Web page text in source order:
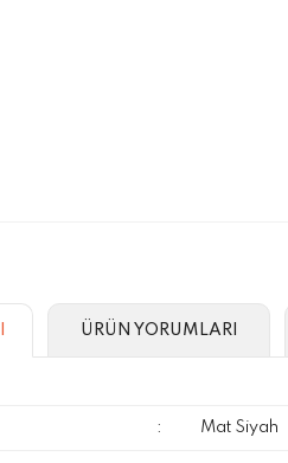
ÜRÜN YORUMLARI
: Mat Siyah